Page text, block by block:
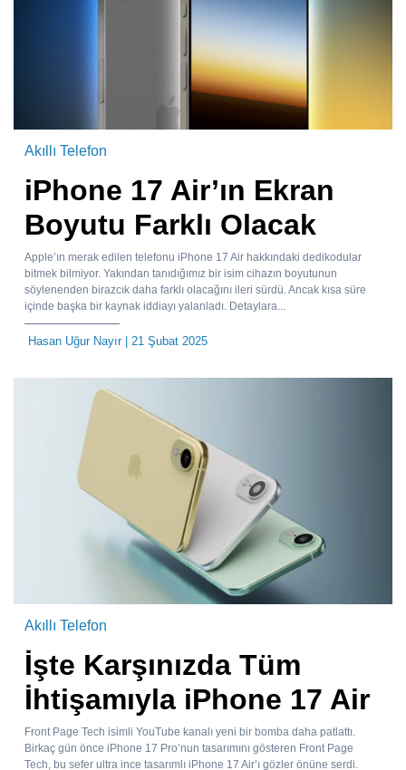
Akıllı Telefon
iPhone 17 Air’ın Ekran
Boyutu Farklı Olacak
Apple’ın merak edilen telefonu iPhone 17 Air hakkındaki dedikodular
bitmek bilmiyor. Yakından tanıdığımız bir isim cihazın boyutunun
söylenenden birazcık daha farklı olacağını ileri sürdü. Ancak kısa süre
içinde başka bir kaynak iddiayı yalanladı. Detaylara...
Hasan Uğur Nayır| 21 Şubat 2025
Akıllı Telefon
İşte Karşınızda Tüm
İhtişamıyla iPhone 17 Air
Front Page Tech isimli YouTube kanalı yeni bir bomba daha patlattı.
Birkaç gün önce iPhone 17 Pro’nun tasarımını gösteren Front Page
Tech, bu sefer ultra ince tasarımlı iPhone 17 Air’ı gözler önüne serdi.